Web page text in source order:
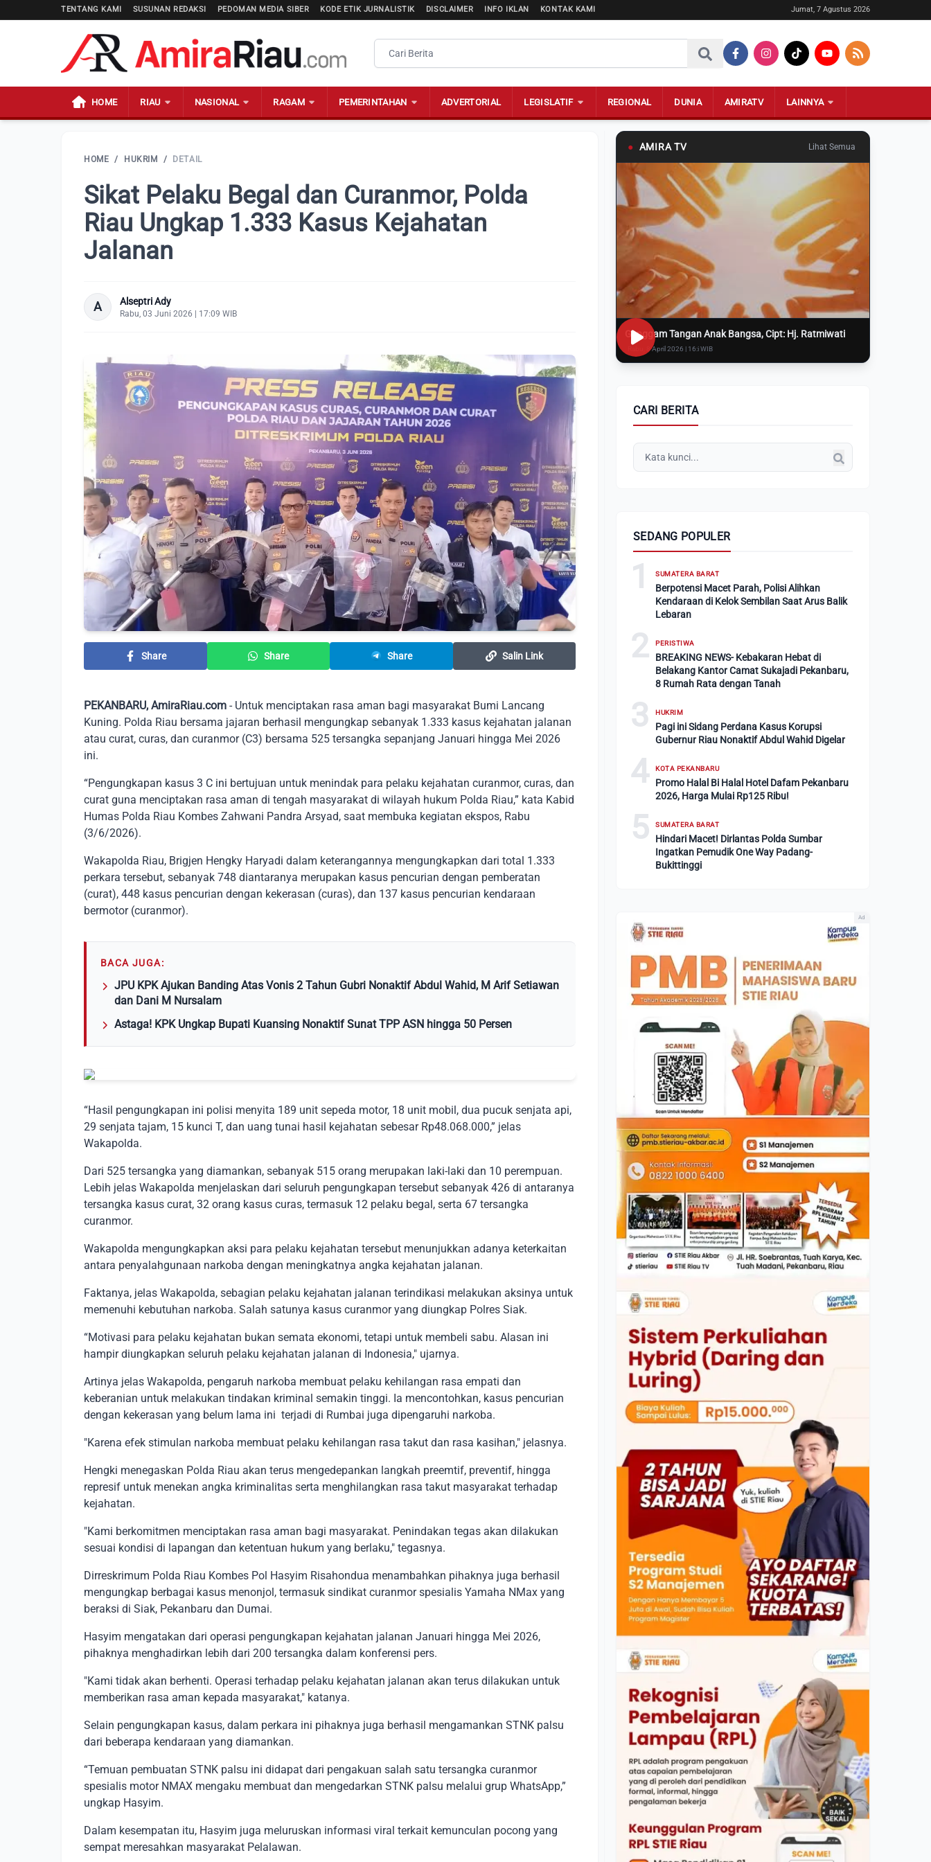
TENTANG KAMI SUSUNAN REDAKSI PEDOMAN MEDIA SIBER KODE ETIK JURNALISTIK DISCLAIMER INFO IKLAN KONTAK KAMI Jumat, 7 Agustus 2026
HOME RIAU NASIONAL RAGAM PEMERINTAHAN ADVERTORIAL LEGISLATIF REGIONAL DUNIA AMIRATV LAINNYA
HOME / HUKRIM / DETAIL
Sikat Pelaku Begal dan Curanmor, Polda
Riau Ungkap 1.333 Kasus Kejahatan
Jalanan
A Alseptri Ady
Rabu, 03 Juni 2026 | 17:09 WIB
Share Share Share Salin Link
PEKANBARU, AmiraRiau.com - Untuk menciptakan rasa aman bagi masyarakat Bumi Lancang
Kuning. Polda Riau bersama jajaran berhasil mengungkap sebanyak 1.333 kasus kejahatan jalanan
atau curat, curas, dan curanmor (C3) bersama 525 tersangka sepanjang Januari hingga Mei 2026
ini.
“Pengungkapan kasus 3 C ini bertujuan untuk menindak para pelaku kejahatan curanmor, curas, dan
curat guna menciptakan rasa aman di tengah masyarakat di wilayah hukum Polda Riau,” kata Kabid
Humas Polda Riau Kombes Zahwani Pandra Arsyad, saat membuka kegiatan ekspos, Rabu
(3/6/2026).
Wakapolda Riau, Brigjen Hengky Haryadi dalam keterangannya mengungkapkan dari total 1.333
perkara tersebut, sebanyak 748 diantaranya merupakan kasus pencurian dengan pemberatan
(curat), 448 kasus pencurian dengan kekerasan (curas), dan 137 kasus pencurian kendaraan
bermotor (curanmor).
BACA JUGA:
JPU KPK Ajukan Banding Atas Vonis 2 Tahun Gubri Nonaktif Abdul Wahid, M Arif Setiawan
dan Dani M Nursalam
Astaga! KPK Ungkap Bupati Kuansing Nonaktif Sunat TPP ASN hingga 50 Persen
“Hasil pengungkapan ini polisi menyita 189 unit sepeda motor, 18 unit mobil, dua pucuk senjata api,
29 senjata tajam, 15 kunci T, dan uang tunai hasil kejahatan sebesar Rp48.068.000,” jelas
Wakapolda.
Dari 525 tersangka yang diamankan, sebanyak 515 orang merupakan laki-laki dan 10 perempuan.
Lebih jelas Wakapolda menjelaskan dari seluruh pengungkapan tersebut sebanyak 426 di antaranya
tersangka kasus curat, 32 orang kasus curas, termasuk 12 pelaku begal, serta 67 tersangka
curanmor.
Wakapolda mengungkapkan aksi para pelaku kejahatan tersebut menunjukkan adanya keterkaitan
antara penyalahgunaan narkoba dengan meningkatnya angka kejahatan jalanan.
Faktanya, jelas Wakapolda, sebagian pelaku kejahatan jalanan terindikasi melakukan aksinya untuk
memenuhi kebutuhan narkoba. Salah satunya kasus curanmor yang diungkap Polres Siak.
“Motivasi para pelaku kejahatan bukan semata ekonomi, tetapi untuk membeli sabu. Alasan ini
hampir diungkapkan seluruh pelaku kejahatan jalanan di Indonesia," ujarnya.
Artinya jelas Wakapolda, pengaruh narkoba membuat pelaku kehilangan rasa empati dan
keberanian untuk melakukan tindakan kriminal semakin tinggi. Ia mencontohkan, kasus pencurian
dengan kekerasan yang belum lama ini terjadi di Rumbai juga dipengaruhi narkoba.
"Karena efek stimulan narkoba membuat pelaku kehilangan rasa takut dan rasa kasihan," jelasnya.
Hengki menegaskan Polda Riau akan terus mengedepankan langkah preemtif, preventif, hingga
represif untuk menekan angka kriminalitas serta menghilangkan rasa takut masyarakat terhadap
kejahatan.
"Kami berkomitmen menciptakan rasa aman bagi masyarakat. Penindakan tegas akan dilakukan
sesuai kondisi di lapangan dan ketentuan hukum yang berlaku," tegasnya.
Dirreskrimum Polda Riau Kombes Pol Hasyim Risahondua menambahkan pihaknya juga berhasil
mengungkap berbagai kasus menonjol, termasuk sindikat curanmor spesialis Yamaha NMax yang
beraksi di Siak, Pekanbaru dan Dumai.
Hasyim mengatakan dari operasi pengungkapan kejahatan jalanan Januari hingga Mei 2026,
pihaknya menghadirkan lebih dari 200 tersangka dalam konferensi pers.
"Kami tidak akan berhenti. Operasi terhadap pelaku kejahatan jalanan akan terus dilakukan untuk
memberikan rasa aman kepada masyarakat," katanya.
Selain pengungkapan kasus, dalam perkara ini pihaknya juga berhasil mengamankan STNK palsu
dari beberapa kendaraan yang diamankan.
“Temuan pembuatan STNK palsu ini didapat dari pengakuan salah satu tersangka curanmor
spesialis motor NMAX mengaku membuat dan mengedarkan STNK palsu melalui grup WhatsApp,”
ungkap Hasyim.
Dalam kesempatan itu, Hasyim juga meluruskan informasi viral terkait kemunculan pocong yang
sempat meresahkan masyarakat Pelalawan.
● AMIRA TV Lihat Semua
Genggam Tangan Anak Bangsa, Cipt: Hj. Ratmiwati
Rabu, 8 April 2026 | 16:i WIB
CARI BERITA
SEDANG POPULER
1 SUMATERA BARAT
Berpotensi Macet Parah, Polisi Alihkan
Kendaraan di Kelok Sembilan Saat Arus Balik
Lebaran
2 PERISTIWA
BREAKING NEWS- Kebakaran Hebat di
Belakang Kantor Camat Sukajadi Pekanbaru,
8 Rumah Rata dengan Tanah
3 HUKRIM
Pagi ini Sidang Perdana Kasus Korupsi
Gubernur Riau Nonaktif Abdul Wahid Digelar
4 KOTA PEKANBARU
Promo Halal Bi Halal Hotel Dafam Pekanbaru
2026, Harga Mulai Rp125 Ribu!
5 SUMATERA BARAT
Hindari Macet! Dirlantas Polda Sumbar
Ingatkan Pemudik One Way Padang-
Bukittinggi
Ad